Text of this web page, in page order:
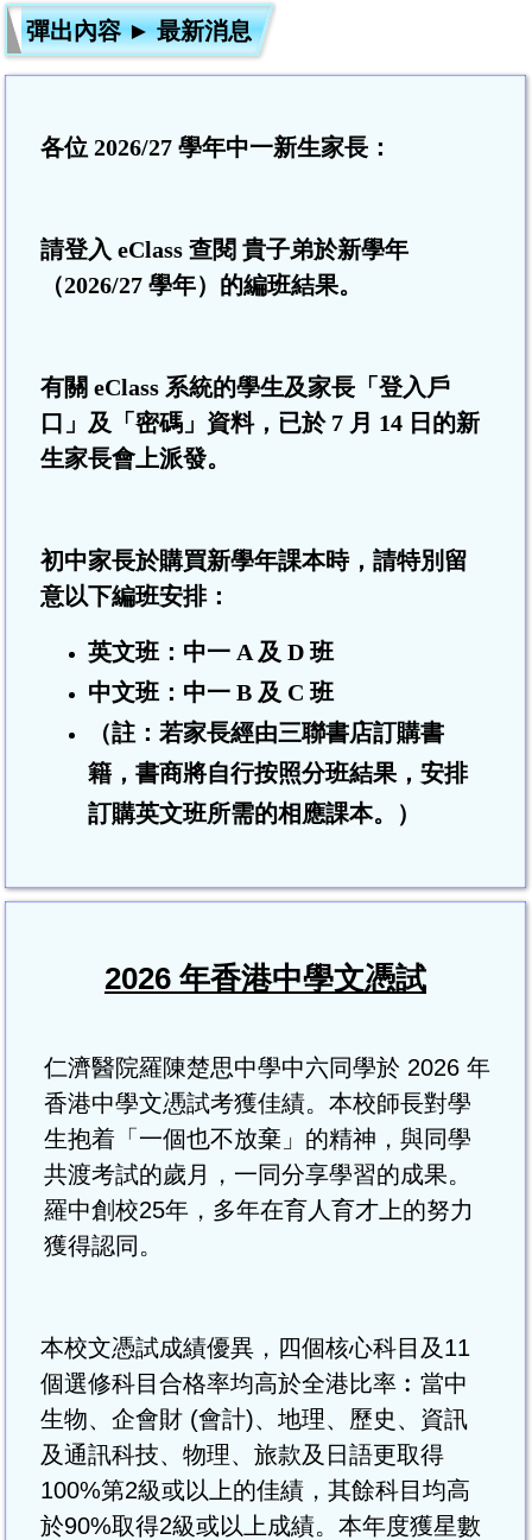
彈出內容 ► 最新消息
各位 2026/27 學年中一新生家長：
請登入 eClass 查閱 貴子弟於新學年
（2026/27 學年）的編班結果。
有關 eClass 系統的學生及家長「登入戶
口」及「密碼」資料，已於7 月 14 日的新
生家長會上派發。
初中家長於購買新學年課本時，請特別留
意以下編班安排：
英文班：中一 A 及 D班
中文班：中一 B 及 C班
（註：若家長經由三聯書店訂購書
籍，書商將自行按照分班結果，安排
訂購英文班所需的相應課本。
）
2026 年香港中學文憑試
仁濟醫院羅陳楚思中學中六同學於 2026 年
香港中學文慿試考獲佳績。本校師長對學
生抱着「一個也不放棄」的精神，與同學
共渡考試的歲月，一同分享學習的成果。
羅中創校25年，多年在育人育才上的努力
獲得認同。
本校文憑試成績優異，四個核心科目及11
個選修科目合格率均高於全港比率︰當中
生物、企會財 (會計)、地理、歷史、資訊
及通訊科技、物理、旅款及日語更取得
100%第2級或以上的佳績，其餘科目均高
於90%取得2級或以上成績。本年度獲星數